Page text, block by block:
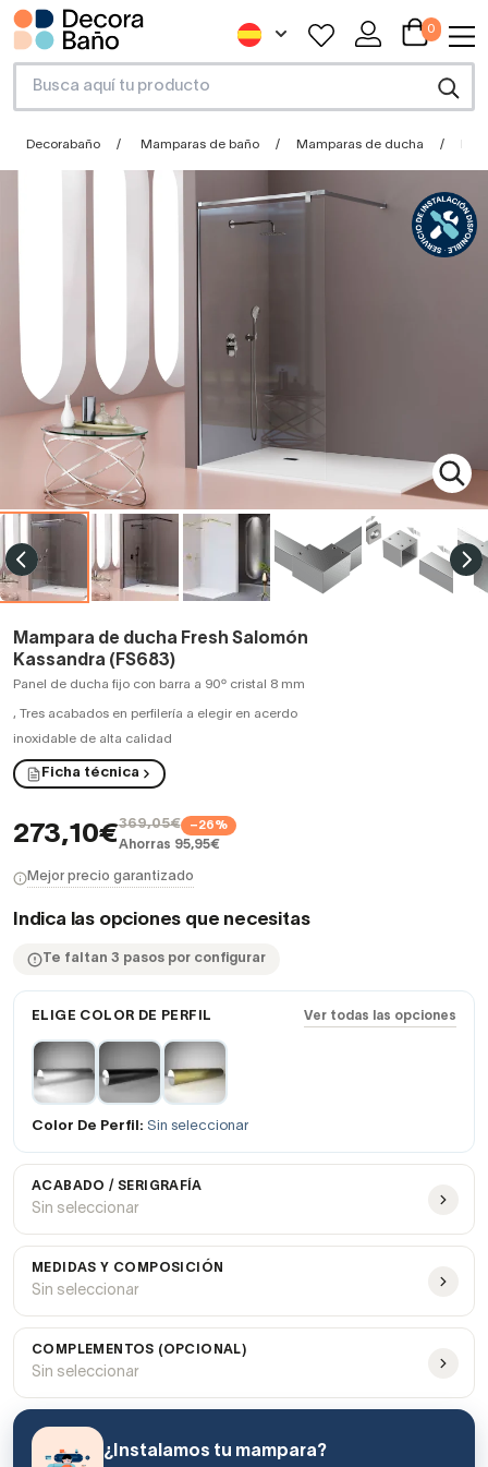
0
Decorabaño Mamparas de baño Mamparas de ducha
Mampara de ducha Fresh Salomón
Kassandra (FS683)
Panel de ducha fijo con barra a 90º cristal 8 mm
, Tres acabados en perfilería a elegir en acerdo
inoxidable de alta calidad
Ficha técnica
273,10€369,05€ −26%
Ahorras 95,95€
Mejor precio garantizado
Indica las opciones que necesitas
Te faltan 3 pasos por configurar
ELIGE COLOR DE PERFIL Ver todas las opciones
Color De Perfil: Sin seleccionar
ACABADO / SERIGRAFÍA
Sin seleccionar
MEDIDAS Y COMPOSICIÓN
Sin seleccionar
COMPLEMENTOS (OPCIONAL)
Sin seleccionar
¿Instalamos tu mampara?